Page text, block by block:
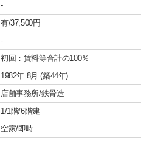
-
有/37,500円
-
初回：賃料等合計の100％
1982年 8月 (築44年)
店舗事務所/鉄骨造
1/1階/6階建
空家/即時